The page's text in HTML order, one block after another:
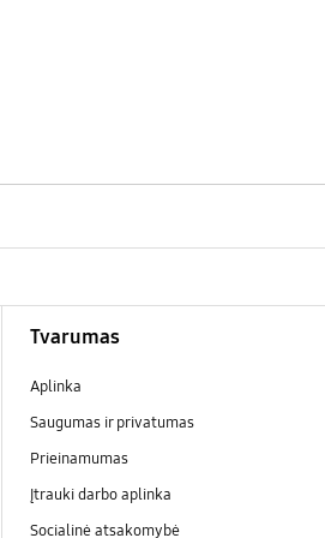
Tvarumas
Aplinka
Saugumas ir privatumas
Prieinamumas
Įtrauki darbo aplinka
Socialinė atsakomybė